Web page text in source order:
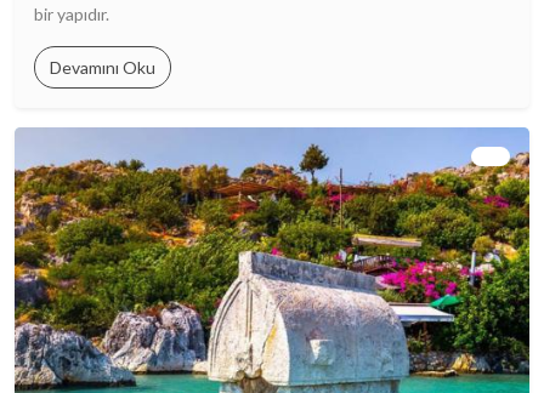
bir yapıdır.
Devamını Oku